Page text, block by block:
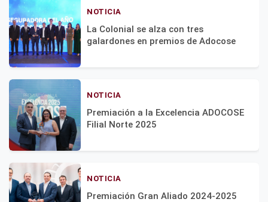
NOTICIA
La Colonial se alza con tres
galardones en premios de Adocose
NOTICIA
Premiación a la Excelencia ADOCOSE
Filial Norte 2025
NOTICIA
Premiación Gran Aliado 2024-2025